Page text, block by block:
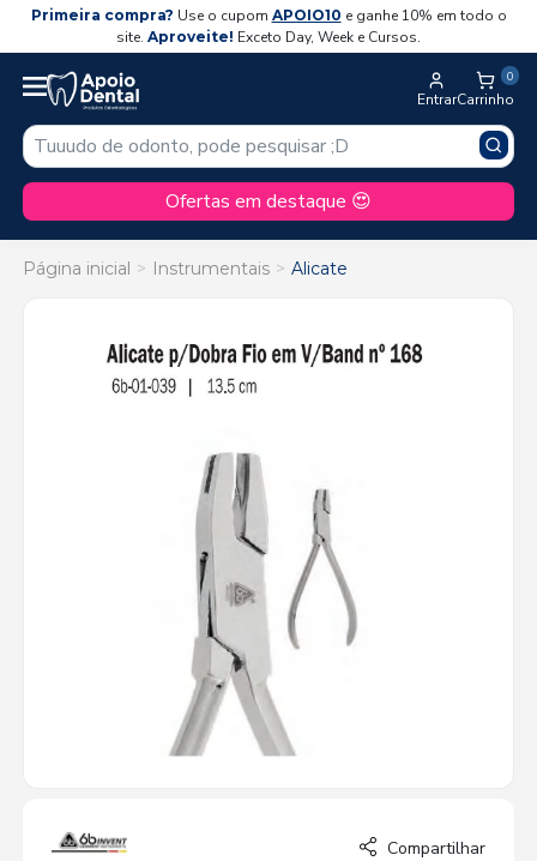
Primeira compra? Use o cupom APOIO10 e ganhe 10% em todo o
site. Aproveite! Exceto Day, Week e Cursos.
Entrar
0
Carrinho
Ofertas em destaque 😍
Página inicial Instrumentais Alicate
Compartilhar